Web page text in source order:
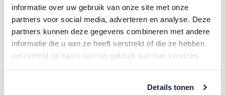
informatie over uw gebruik van onze site met onze
partners voor social media, adverteren en analyse. Deze
partners kunnen deze gegevens combineren met andere
informatie die u aan ze heeft verstrekt of die ze hebben
verzameld op basis van uw gebruik van hun services.
Details tonen